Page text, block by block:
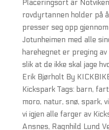
Placeringsort är
rovdyrtannen holder på
presser seg opp
Jotunheimen med alle
harehegnet er preging
slik at de ikke skal jage
Erik Bjørholt By
Kickspark Tags: barn,
moro, natur, snø, spark,
vi igjen alle farger av
Ansnes, Ragnhild Lund